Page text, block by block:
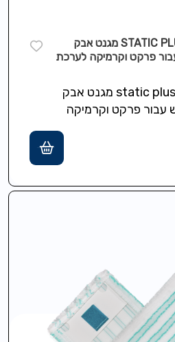
מטלית מקרופייבר STATIC PLUS M מגנט אבק
פרקט וקרמיקה לערכת
מטלית מקרופייבר static plus M מגנט אבק
עבור פרקט וקרמיקה